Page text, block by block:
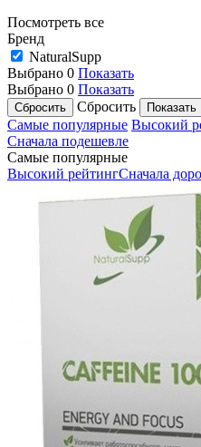
Посмотреть все
Бренд
NaturalSupp
Выбрано 0 Показать
Выбрано 0 Показать
Сбросить
Самые популярные Высокий
Сначала подешевле
Самые популярные
Высокий рейтингСначала